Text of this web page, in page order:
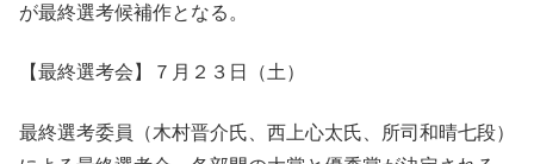
が最終選考候補作となる。
【最終選考会】７月２３日（土）
最終選考委員（木村晋介氏、西上心太氏、所司和晴七段）